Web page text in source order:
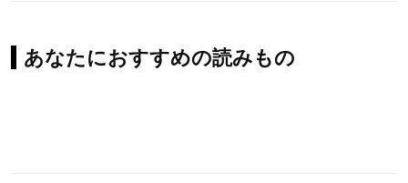
あなたにおすすめの読みもの